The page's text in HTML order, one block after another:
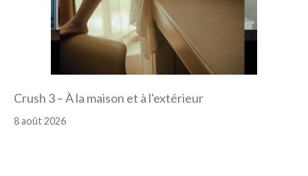
Crush 3 – À la maison et à l'extérieur
8 août 2026